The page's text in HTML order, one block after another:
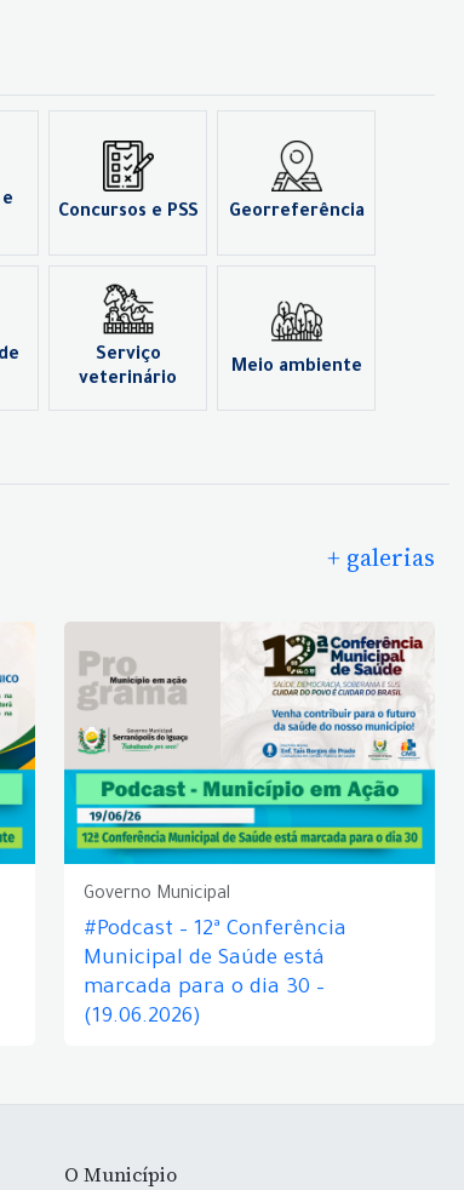
Concursos e PSS Georreferência
Serviço
veterinário
Meio ambiente
+ galerias
Governo Municipal
#Podcast – 12ª Conferência
Municipal de Saúde está
marcada para o dia 30 –
(19.06.2026)
O Município